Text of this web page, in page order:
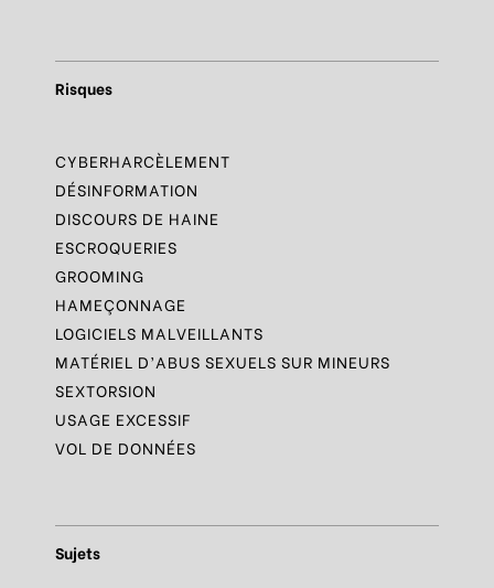
Risques
CYBERHARCÈLEMENT
DÉSINFORMATION
DISCOURS DE HAINE
ESCROQUERIES
GROOMING
HAMEÇONNAGE
LOGICIELS MALVEILLANTS
MATÉRIEL D’ABUS SEXUELS SUR MINEURS
SEXTORSION
USAGE EXCESSIF
VOL DE DONNÉES
Sujets